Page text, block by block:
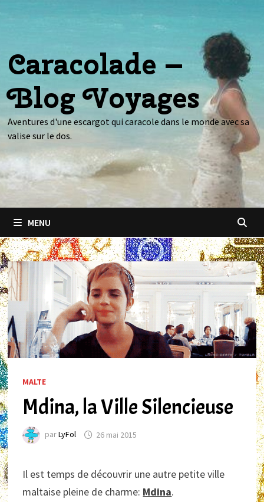
Caracolade –
Blog Voyages
Aventures d'une escargot qui caracole dans le monde avec sa
valise sur le dos.
MENU
MALTE
Mdina, la Ville Silencieuse
parLyFol 26 mai 2015
Il est temps de découvrir une autre petite ville
maltaise pleine de charme: Mdina.